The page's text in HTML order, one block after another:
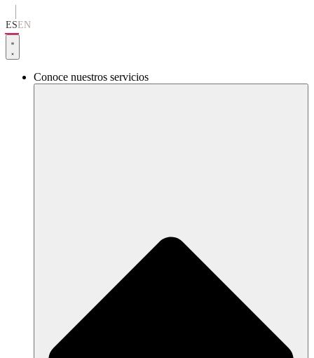
al
contenido
ESEN
Conoce nuestros servicios